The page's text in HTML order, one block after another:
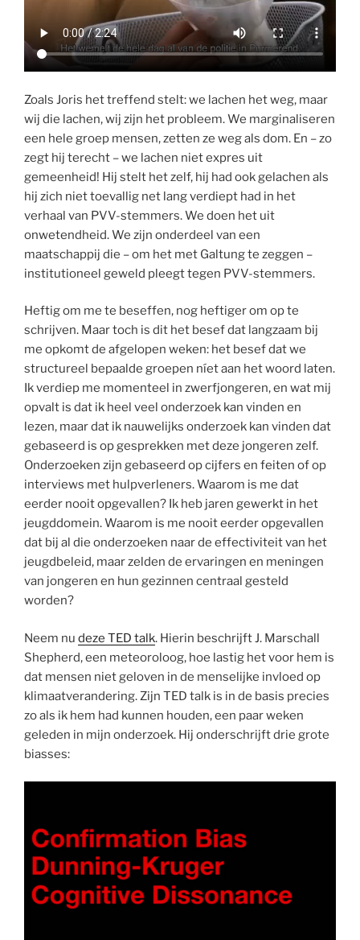
Zoals Joris het treffend stelt: we lachen het weg, maar
wij die lachen, wij zijn het probleem. We marginaliseren
een hele groep mensen, zetten ze weg als dom. En – zo
zegt hij terecht – we lachen niet expres uit
gemeenheid! Hij stelt het zelf, hij had ook gelachen als
hij zich niet toevallig net lang verdiept had in het
verhaal van PVV-stemmers. We doen het uit
onwetendheid. We zijn onderdeel van een
maatschappij die – om het met Galtung te zeggen –
institutioneel geweld pleegt tegen PVV-stemmers.
Heftig om me te beseffen, nog heftiger om op te
schrijven. Maar toch is dit het besef dat langzaam bij
me opkomt de afgelopen weken: het besef dat we
structureel bepaalde groepen níet aan het woord laten.
Ik verdiep me momenteel in zwerfjongeren, en wat mij
opvalt is dat ik heel veel onderzoek kan vinden en
lezen, maar dat ik nauwelijks onderzoek kan vinden dat
gebaseerd is op gesprekken met deze jongeren zelf.
Onderzoeken zijn gebaseerd op cijfers en feiten of op
interviews met hulpverleners. Waarom is me dat
eerder nooit opgevallen? Ik heb jaren gewerkt in het
jeugddomein. Waarom is me nooit eerder opgevallen
dat bij al die onderzoeken naar de effectiviteit van het
jeugdbeleid, maar zelden de ervaringen en meningen
van jongeren en hun gezinnen centraal gesteld
worden?
Neem nu deze TED talk. Hierin beschrijft J. Marschall
Shepherd, een meteoroloog, hoe lastig het voor hem is
dat mensen niet geloven in de menselijke invloed op
klimaatverandering. Zijn TED talk is in de basis precies
zo als ik hem had kunnen houden, een paar weken
geleden in mijn onderzoek. Hij onderschrijft drie grote
biasses: